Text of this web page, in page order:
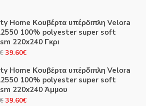
Home Κουβέρτα υπέρδιπλη Velora
100% polyester super soft
220x240 Γκρι
€ Original
was:
44.00€.
39.60€Η
τιμή
είναι:
39.60€.
Home Κουβέρτα υπέρδιπλη Velora
100% polyester super soft
220x240 Άμμου
€ Original
39.60€Η